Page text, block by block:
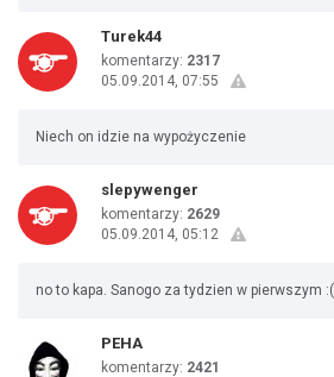
Turek44
komentarzy: 2317
05.09.2014, 07:55
Niech on idzie na wypożyczenie
slepywenger
komentarzy: 2629
05.09.2014, 05:12
no to kapa. Sanogo za tydzien w pierwszym :(
PEHA
komentarzy: 2421